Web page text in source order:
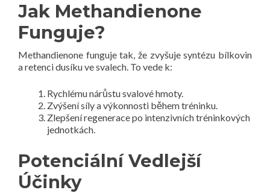
Jak Methandienone
Funguje?
Methandienone funguje tak, že zvyšuje syntézu bílkovin
a retenci dusíku ve svalech. To vede k:
Rychlému nárůstu svalové hmoty.
Zvýšení síly a výkonnosti během tréninku.
Zlepšení regenerace po intenzivních tréninkových
jednotkách.
Potenciální Vedlejší
Účinky